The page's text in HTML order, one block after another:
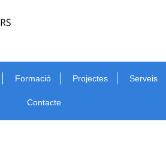
results.
Formació Projectes Serveis
Contacte